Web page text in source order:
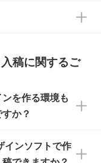
。
くと、おおよ
だけます。
注をお願いい
ます。各商
さい。
にある商品
ックなど)
入っていま
ない状態で
オリジナル
。
お、海外への
予めご了承く
稿に関するご
を作る環境も
か？
」を使えば、
インソフトで作